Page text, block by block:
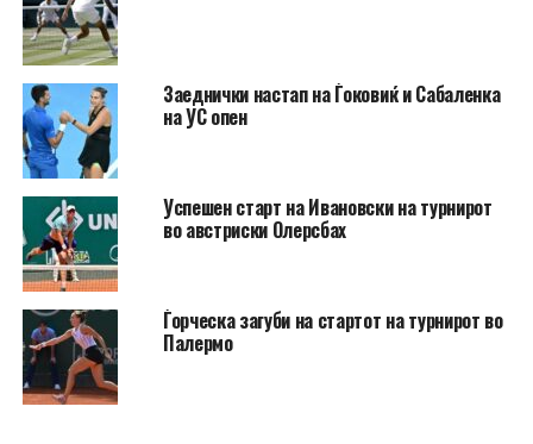
Заеднички настап на Ѓоковиќ и Сабаленка
на УС опен
Успешен старт на Ивановски на турнирот
во австриски Олерсбах
Ѓорческа загуби на стартот на турнирот во
Палермо